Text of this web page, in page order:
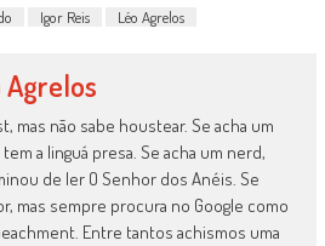
Igor Reis Léo Agrelos
mas não sabe houstear. Se acha um
a linguá presa. Se acha um nerd,
de ler O Senhor dos Anéis. Se
mas sempre procura no Google como
Entre tantos achismos uma